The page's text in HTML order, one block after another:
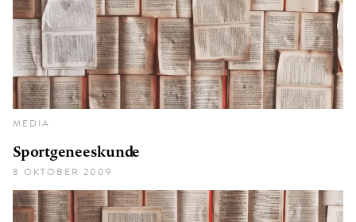
MEDIA
Sportgeneeskunde
8 OKTOBER 2009